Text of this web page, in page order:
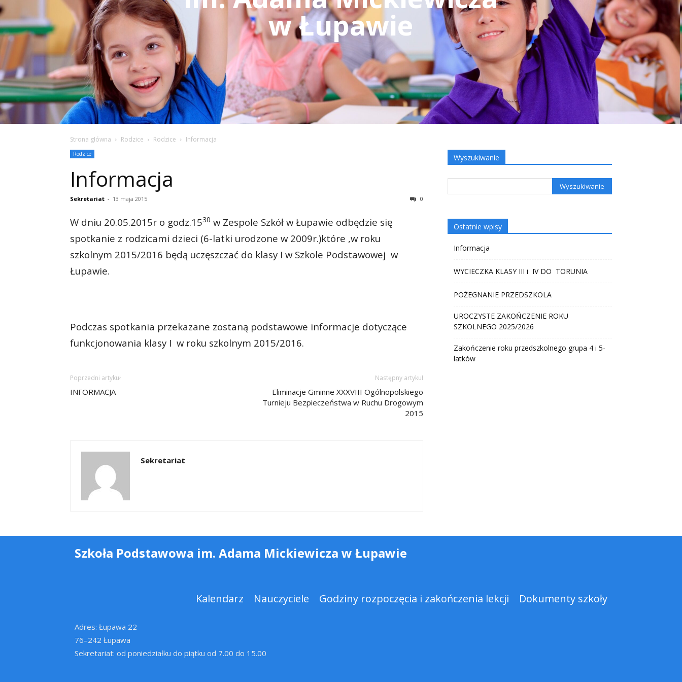
w Łupawie
Strona główna Rodzice Rodzice Informacja
Rodzice
Informacja
Sekretariat - 13 maja 2015 0
W dniu 20.05.2015r o godz.1530 w Zespole Szkół w Łupawie odbędzie się
spotkanie z rodzicami dzieci (6-latki urodzone w 2009r.)które ,w roku
szkolnym 2015/2016 będą uczęszczać do klasy I w Szkole Podstawowej w
Łupawie.
Podczas spotkania przekazane zostaną podstawowe informacje dotyczące
funkcjonowania klasy I w roku szkolnym 2015/2016.
Poprzedni artykuł
INFORMACJA
Następny artykuł
Eliminacje Gminne XXXVIII Ogólnopolskiego
Turnieju Bezpieczeństwa w Ruchu Drogowym
2015
Sekretariat
Wyszukiwanie
Ostatnie wpisy
Informacja
WYCIECZKA KLASY III i IV DO TORUNIA
POŻEGNANIE PRZEDSZKOLA
UROCZYSTE ZAKOŃCZENIE ROKU
SZKOLNEGO 2025/2026
Zakończenie roku przedszkolnego grupa 4 i 5-
latków
Szkoła Podstawowa im. Adama Mickiewicza w Łupawie
Kalendarz Nauczyciele Godziny rozpoczęcia i zakończenia lekcji Dokumenty szkoły
Adres: Łupawa 22
76–242 Łupawa
Sekretariat: od poniedziałku do piątku od 7.00 do 15.00